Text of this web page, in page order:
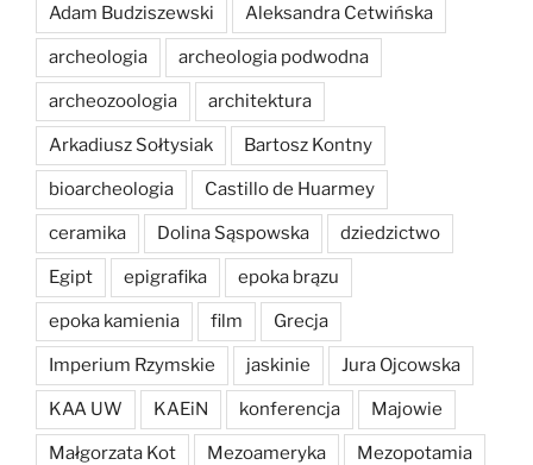
Adam Budziszewski Aleksandra Cetwińska
archeologia archeologia podwodna
archeozoologia architektura
Arkadiusz Sołtysiak Bartosz Kontny
bioarcheologia Castillo de Huarmey
ceramika Dolina Sąspowska dziedzictwo
Egipt epigrafika epoka brązu
epoka kamienia film Grecja
Imperium Rzymskie jaskinie Jura Ojcowska
KAA UW KAEiN konferencja Majowie
Małgorzata Kot Mezoameryka Mezopotamia